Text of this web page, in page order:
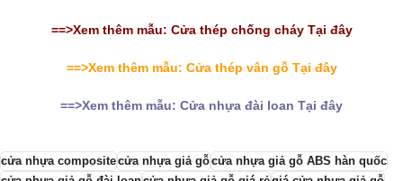
==>Xem thêm mẫu: Cửa thép chống cháyTại đây
==>Xem thêm mẫu: Cửa thép vân gỗ Tại đây
==>Xem thêm mẫu: Cửa nhựa đài loan Tại đây
cửa nhựa compositecửa nhựa giả gỗcửa nhựa giả gỗ ABS hàn quốc